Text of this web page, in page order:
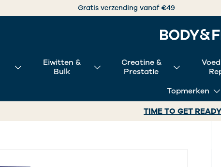
Eiwitten &
Bulk
Creatine &
Prestatie
Topmerken
TIME TO GET